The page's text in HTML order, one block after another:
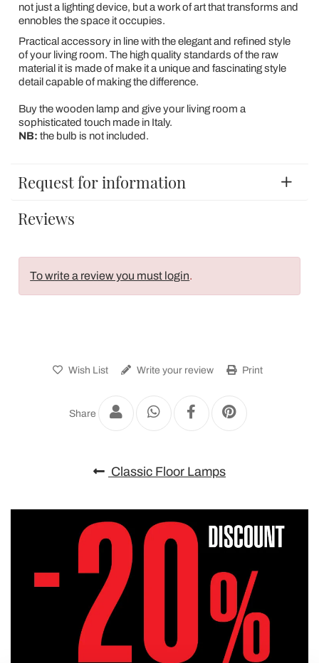
not just a lighting device, but a work of art that transforms and
ennobles the space it occupies.
Practical accessory in line with the elegant and refined style
of your living room. The high quality standards of the raw
material it is made of make it a unique and fascinating style
detail capable of making the difference.
Buy the wooden lamp and give your living room a
sophisticated touch made in Italy.
NB: the bulb is not included.
Request for information
Reviews
To write a review you must login.
Wish List Write your review Print
Share
Classic Floor Lamps